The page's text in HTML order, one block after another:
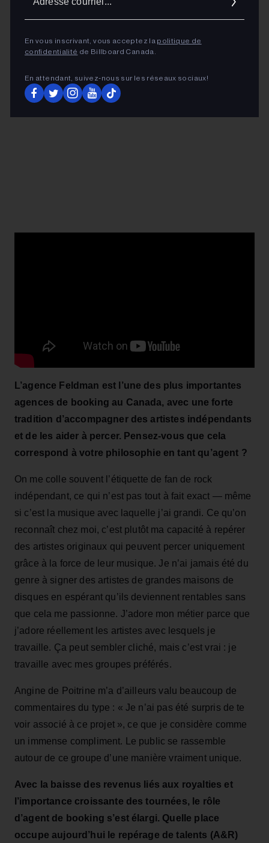
L’agence Feldman est l’une des plus importantes
agences de booking au Canada, avec une forte
tradition d’accompagner des artistes indépendants
et de les aider à percer. Pensez‑vous que cela
correspond à votre philosophie en tant qu’agent ?
On me colle souvent l’étiquette de fan de rock
indépendant, ce qui n’est pas tout à fait exact — même
si c’est la musique avec laquelle j’ai grandi. Ce qu’on
reconnaît chez moi, c’est plutôt ma capacité à repérer
des artistes originaux qui peuvent percer uniquement
grâce à la force de leur musique. Je n’ai jamais été du
genre à signer des artistes de grandes maisons de
disques en espérant qu’ils deviennent rentables sans
que cela me passionne. J’adore mon métier parce que
j’adore réellement les artistes avec lesquels je
travaille. Ça peut sembler cliché, mais c’est vrai : je
travaille avec mes groupes préférés.
Angine de Poitrine m’a d’ailleurs valu beaucoup de
commentaires du type : « Je n’ai pas été surpris de te
voir associé à ce projet », ce que je considère comme
un immense compliment. Le public se rassemble
autour de ce groupe d’une manière vraiment unique.
Avec la baisse des revenus liés aux royalties et
l’importance croissante des tournées, le rôle
d’agent de booking s’est élargi. Quelle place
occupe aujourd’hui le repérage de talents (A&R)
En vous inscrivant, vous acceptez la politique de
confidentialité de Billboard Canada.
En attendant, suivez‑nous sur les réseaux sociaux!